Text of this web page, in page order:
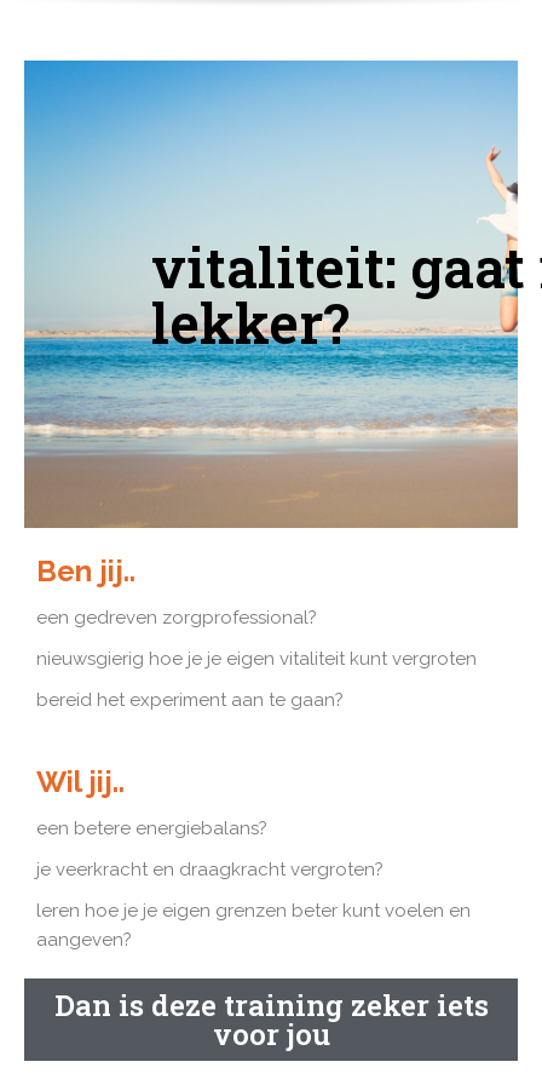
vitaliteit: gaat
lekker?
Ben jij..
een gedreven zorgprofessional?
nieuwsgierig hoe je je eigen vitaliteit kunt vergroten
bereid het experiment aan te gaan?
Wil jij..
een betere energiebalans?
je veerkracht en draagkracht vergroten?
leren hoe je je eigen grenzen beter kunt voelen en
aangeven?
Dan is deze training zeker iets
voor jou